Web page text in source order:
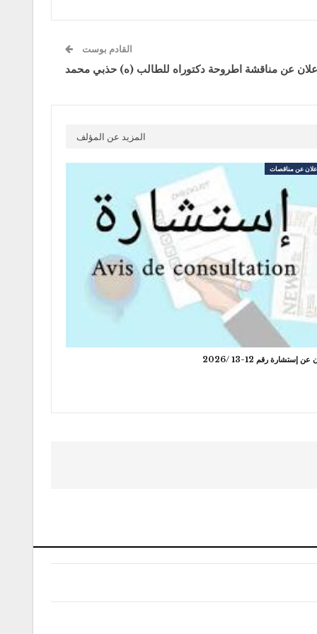
القادم بوست
عن مناقشة اطروحة دكتوراه للطالب (ه) حذبي محمد
المزيد عن المؤلف
عن مناقصات
إستشارة رقم 12-13 /2026